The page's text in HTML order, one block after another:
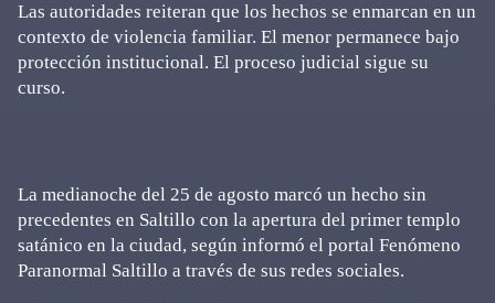
Las autoridades reiteran que los hechos se enmarcan en un
contexto de violencia familiar. El menor permanece bajo
protección institucional. El proceso judicial sigue su
curso.
La medianoche del 25 de agosto marcó un hecho sin
precedentes en Saltillo con la apertura del primer templo
satánico en la ciudad, según informó el portal Fenómeno
Paranormal Saltillo a través de sus redes sociales.